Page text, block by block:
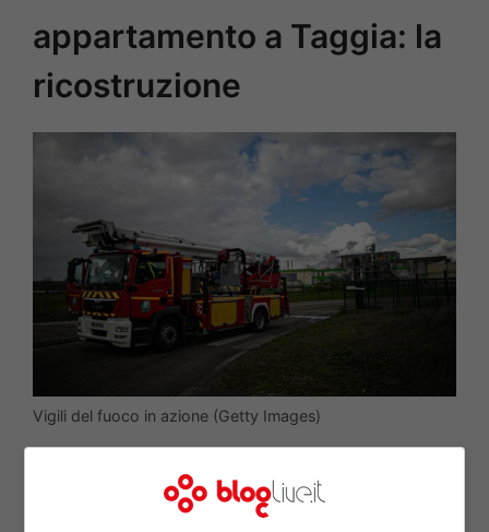
appartamento a Taggia: la
ricostruzione
Vigili del fuoco in azione (Getty Images)